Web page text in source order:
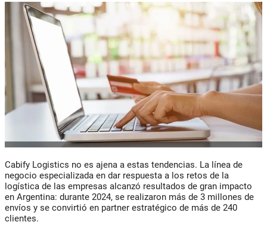
Cabify Logistics no es ajena a estas tendencias. La línea de
negocio especializada en dar respuesta a los retos de la
logística de las empresas alcanzó resultados de gran impacto
en Argentina: durante 2024, se realizaron más de 3 millones de
envíos y se convirtió en partner estratégico de más de 240
clientes.